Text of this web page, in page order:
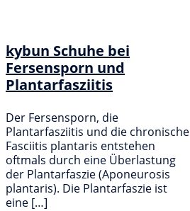
kybun Schuhe bei
Fersensporn und
Plantarfasziitis
Der Fersensporn, die
Plantarfasziitis und die chronische
Fasciitis plantaris entstehen
oftmals durch eine Überlastung
der Plantarfaszie (Aponeurosis
plantaris). Die Plantarfaszie ist
eine […]